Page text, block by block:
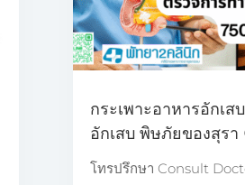
กระเพาะอาหารอักเส
อักเสบ พิษภัยของสุรา
โทรปรึกษา Consult